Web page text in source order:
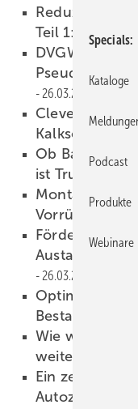
Reduzierung
Teil 1: Passive
DVGW W
Pseudomonas
26.03.2024
Clever gelöst,
Kalkschutz –
Ob
ist Trumpf
Montage
Vorrüstung im
Förderfähige
26.03.2024
Optimierung
Bestand
Wie wird es
weitergehen,
Ein zentrales
Autozentrum
Specials
Kataloge
Podcast
Produkte
Webinare